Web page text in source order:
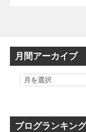
月間アーカイブ
ブログランキング